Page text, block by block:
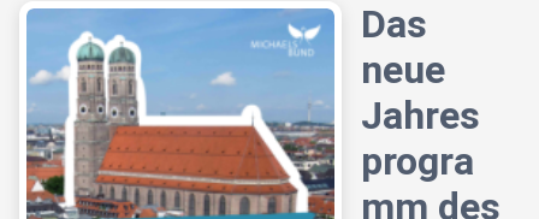
Das
neue
Jahres
progra
mm des